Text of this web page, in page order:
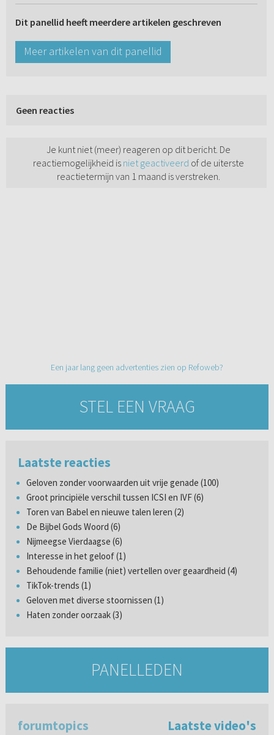
Dit panellid heeft meerdere artikelen geschreven
Meer artikelen van dit panellid
Geen reacties
Je kunt niet (meer) reageren op dit bericht. De
reactiemogelijkheid is niet geactiveerd of de uiterste
reactietermijn van 1 maand is verstreken.
Een jaar lang geen advertenties zien op Refoweb?
STEL EEN VRAAG
Laatste reacties
Geloven zonder voorwaarden uit vrije genade (100)
Groot principiële verschil tussen ICSI en IVF (6)
Toren van Babel en nieuwe talen leren (2)
De Bijbel Gods Woord (6)
Nijmeegse Vierdaagse (6)
Interesse in het geloof (1)
Behoudende familie (niet) vertellen over geaardheid (4)
TikTok-trends (1)
Geloven met diverse stoornissen (1)
Haten zonder oorzaak (3)
PANELLEDEN
forumtopics Laatste video's